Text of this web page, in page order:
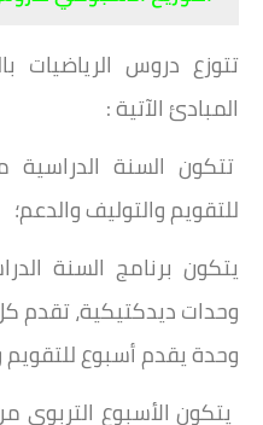
تتوزع دروس الرياضيات
المبادئ الآتية :
تتكون السنة الدراسية
للتقويم والتوليف والدعم؛
وحدات ديدكتيكية، تقدم كل
وحدة يقدم أسبوع للتقويم